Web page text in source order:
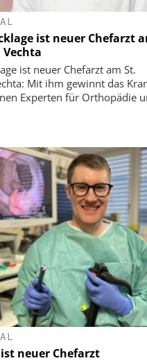
ist neuer Chefarzt
ist neuer Chefarzt am St.
Mit ihm gewinnt das
Experten für Orthopädie
neuer Chefarzt